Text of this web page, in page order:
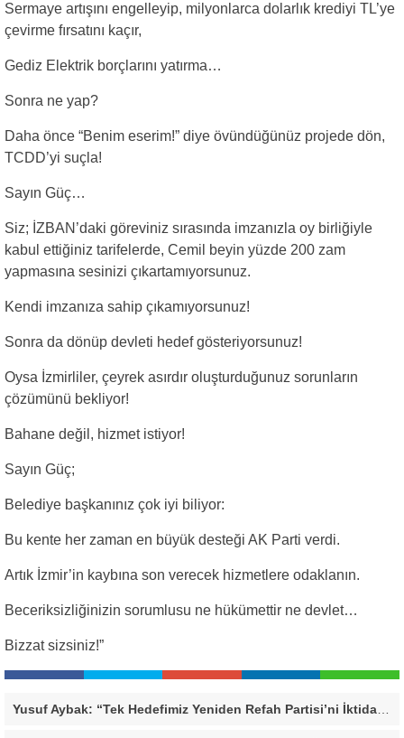
Sermaye artışını engelleyip, milyonlarca dolarlık krediyi TL’ye
çevirme fırsatını kaçır,
Gediz Elektrik borçlarını yatırma…
Sonra ne yap?
Daha önce “Benim eserim!” diye övündüğünüz projede dön,
TCDD’yi suçla!
Sayın Güç…
Siz; İZBAN’daki göreviniz sırasında imzanızla oy birliğiyle
kabul ettiğiniz tarifelerde, Cemil beyin yüzde 200 zam
yapmasına sesinizi çıkartamıyorsunuz.
Kendi imzanıza sahip çıkamıyorsunuz!
Sonra da dönüp devleti hedef gösteriyorsunuz!
Oysa İzmirliler, çeyrek asırdır oluşturduğunuz sorunların
çözümünü bekliyor!
Bahane değil, hizmet istiyor!
Sayın Güç;
Belediye başkanınız çok iyi biliyor:
Bu kente her zaman en büyük desteği AK Parti verdi.
Artık İzmir’in kaybına son verecek hizmetlere odaklanın.
Beceriksizliğinizin sorumlusu ne hükümettir ne devlet…
Bizzat sizsiniz!”
Yusuf Aybak: “Tek Hedefimiz Yeniden Refah Partisi’ni İktidara Taşımak”